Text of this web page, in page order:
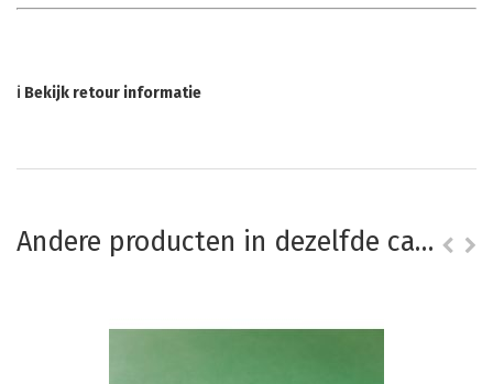
ℹ Bekijk retour informatie
Andere producten in dezelfde categorie